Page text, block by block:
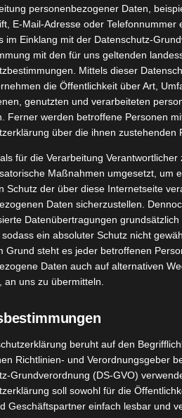
personenbezogener Daten,
E-Mail-Adresse oder Telefonnummer
im Einklang mit der Datenschutz-
mit den für uns geltenden
Mittels dieser
die Öffentlichkeit über Art,
genutzten und verarbeiteten
Ferner werden betroffene Personen
über die ihnen zustehenden
für die Verarbeitung
Maßnahmen umgesetzt, um
Schutz der über diese Internetseite
Daten sicherzustellen.
Datenübertragungen grundsätzlich
ein absoluter Schutz nicht
Grund steht es jeder betroffenen
Daten auch auf alternativen
an uns zu übermitteln.
beruht auf den
Richtlinien- und Verordnungsgeber
Grundverordnung (DS-GVO)
soll sowohl für die
Geschäftspartner einfach lesbar und